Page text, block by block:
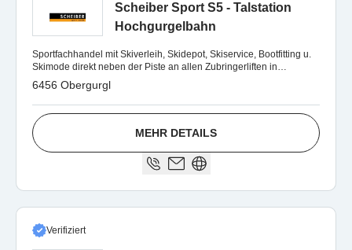
Scheiber Sport S5 - Talstation
Hochgurgelbahn
Sportfachhandel mit Skiverleih, Skidepot, Skiservice, Bootfitting u.
Skimode direkt neben der Piste an allen Zubringerliften in
Obergurgl u. Hochgurgl
6456 Obergurgl
MEHR DETAILS
Verifiziert